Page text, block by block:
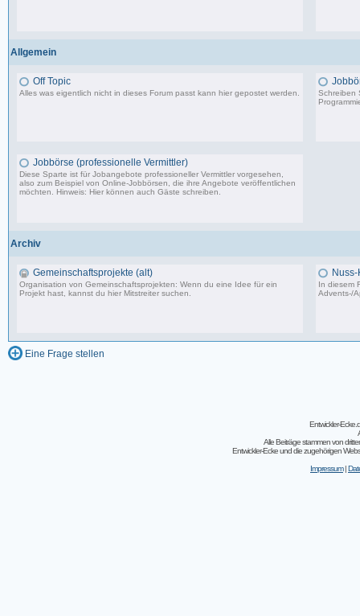
Allgemein
Off Topic
Alles was eigentlich nicht in dieses Forum passt kann hier gepostet werden.
Schreiben
Jobbörse (professionelle Vermittler)
Diese Sparte ist für Jobangebote professioneller Vermittler vorgesehen,
also zum Beispiel von Online-Jobbörsen, die ihre Angebote veröffentlichen
möchten. Hinweis: Hier können auch Gäste schreiben.
Archiv
Gemeinschaftsprojekte (alt)
Organisation von Gemeinschaftsprojekten: Wenn du eine Idee für ein
Projekt hast, kannst du hier Mitstreiter suchen.
Nuss-
In diesem
Advents-/
Eine Frage stellen
Entwickler-
Alle Beiträge stammen von
Entwickler-Ecke und die zugehörigen
Impressum|